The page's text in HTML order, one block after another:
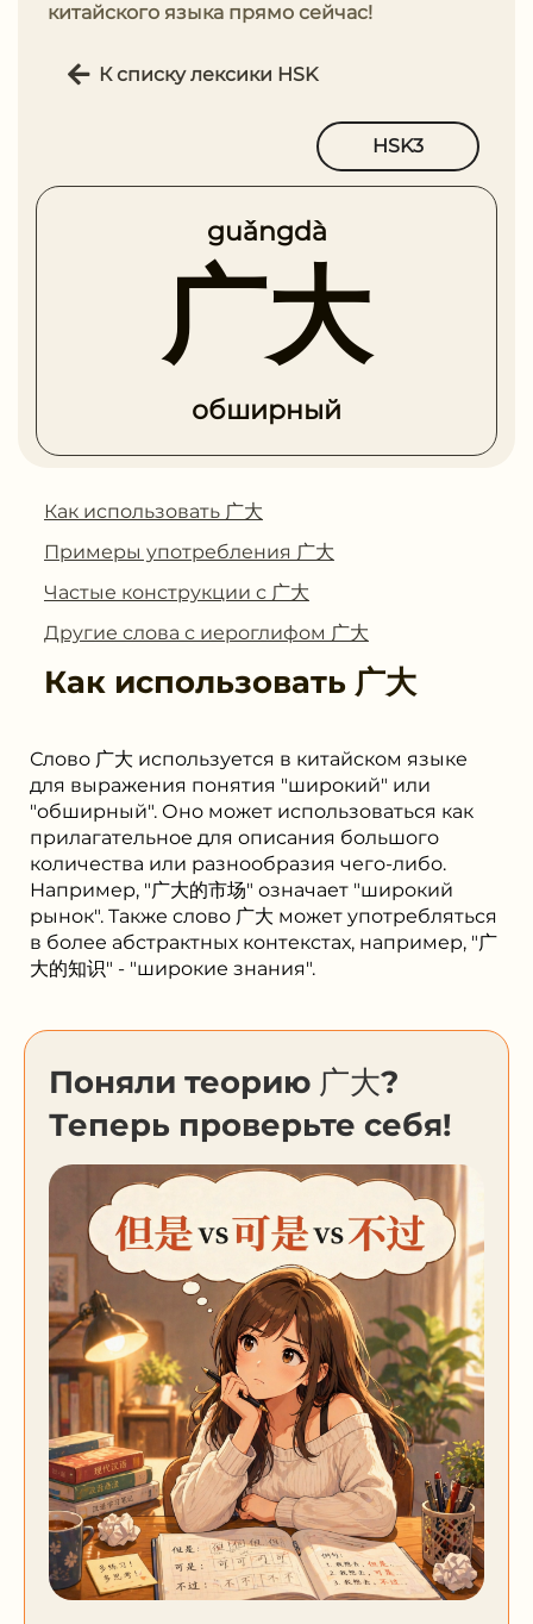
китайского языка прямо сейчас!
К списку лексики HSK
HSK3
guǎngdà
广大
обширный
Как использовать 广大
Примеры употребления 广大
Частые конструкции с 广大
Другие слова с иероглифом 广大
Как использовать 广大
Слово 广大 используется в китайском языке
для выражения понятия "широкий" или
"обширный". Оно может использоваться как
прилагательное для описания большого
количества или разнообразия чего-либо.
Например, "广大的市场" означает "широкий
рынок". Также слово 广大 может употребляться
в более абстрактных контекстах, например, "广
大的知识" - "широкие знания".
Поняли теорию 广大?
Теперь проверьте себя!